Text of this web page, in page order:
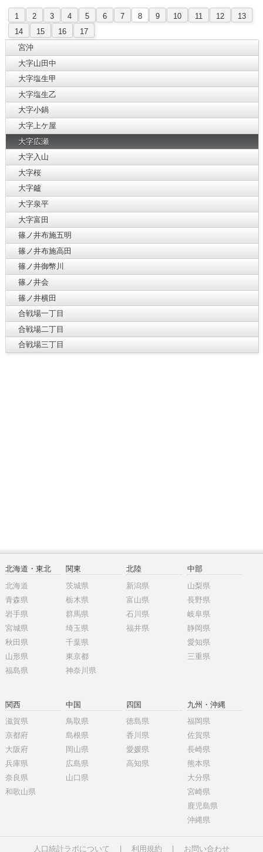
1 2 3 4 5 6 7 8 9 10 11 12
13
14
15 16
17
宮沖
大字山田中
大字塩生甲
大字塩生乙
大字小鍋
大字上ケ屋
大字広瀬
大字入山
大字桜
大字鑪
大字泉平
大字富田
篠ノ井布施五明
篠ノ井布施高田
篠ノ井御幣川
篠ノ井会
篠ノ井横田
合戦場一丁目
合戦場二丁目
合戦場三丁目
北海道・東北
北海道
青森県
岩手県
宮城県
秋田県
山形県
福島県
関東
茨城県
栃木県
群馬県
埼玉県
千葉県
東京都
神奈川県
北陸
新潟県
富山県
石川県
福井県
中部
山梨県
長野県
岐阜県
静岡県
愛知県
三重県
関西
滋賀県
京都府
大阪府
兵庫県
奈良県
和歌山県
中国
鳥取県
島根県
岡山県
広島県
山口県
四国
徳島県
香川県
愛媛県
高知県
九州・沖縄
福岡県
佐賀県
長崎県
熊本県
大分県
宮崎県
鹿児島県
沖縄県
人口統計ラボについて 利用規約 お問い合わせ